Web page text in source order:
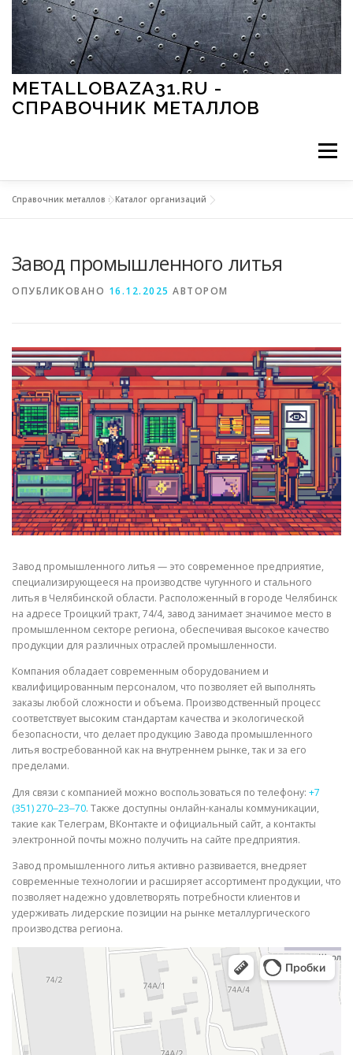
Перейти к содержимому
METALLOBAZA31.RU -
СПРАВОЧНИК МЕТАЛЛОВ
Меню
МЕТАЛЛЫ И ОКРУЖАЮЩАЯ СРЕДА
СВОЙСТВА МЕТАЛЛОВ СОРТА МЕТАЛЛОВ
СТАТЬИ
Справочник металлов »Каталог организаций
Завод промышленного литья
ОПУБЛИКОВАНО 16.12.2025 АВТОРОМ
Завод промышленного литья — это современное предприятие,
специализирующееся на производстве чугунного и стального
литья в Челябинской области. Расположенный в городе Челябинск
на адресе Троицкий тракт, 74/4, завод занимает значимое место в
промышленном секторе региона, обеспечивая высокое качество
продукции для различных отраслей промышленности.
Компания обладает современным оборудованием и
квалифицированным персоналом, что позволяет ей выполнять
заказы любой сложности и объема. Производственный процесс
соответствует высоким стандартам качества и экологической
безопасности, что делает продукцию Завода промышленного
литья востребованной как на внутреннем рынке, так и за его
пределами.
Для связи с компанией можно воспользоваться по телефону: +7
(351) 270‒23‒70. Также доступны онлайн-каналы коммуникации,
такие как Телеграм, ВКонтакте и официальный сайт, а контакты
электронной почты можно получить на сайте предприятия.
Завод промышленного литья активно развивается, внедряет
современные технологии и расширяет ассортимент продукции, что
позволяет надежно удовлетворять потребности клиентов и
удерживать лидерские позиции на рынке металлургического
производства региона.